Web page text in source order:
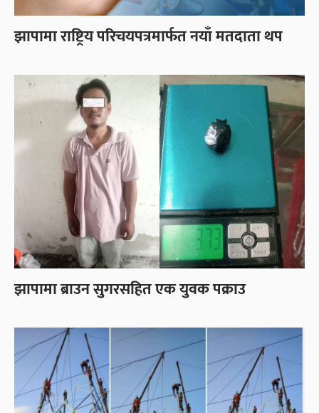
झापामा राष्ट्रिय परिचयपत्रमार्फत नयाँ मतदाता थप
झापामा ब्राउन सुगरसहित एक युवक पक्राउ